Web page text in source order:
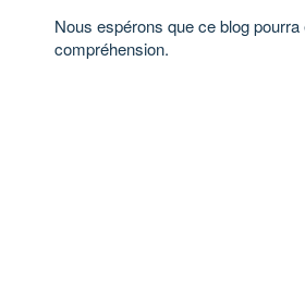
Nous espérons que ce blog
compréhension.